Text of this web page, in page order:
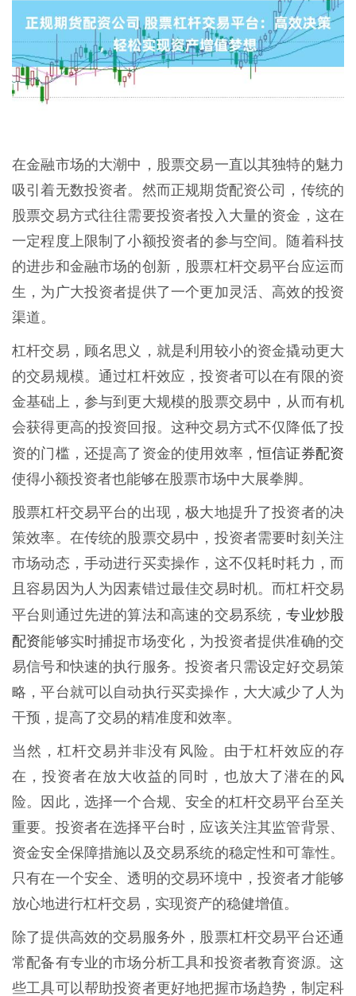
在金融市场的大潮中，股票交易一直以其独特的魅力
吸引着无数投资者。然而正规期货配资公司，传统的
股票交易方式往往需要投资者投入大量的资金，这在
一定程度上限制了小额投资者的参与空间。随着科技
的进步和金融市场的创新，股票杠杆交易平台应运而
生，为广大投资者提供了一个更加灵活、高效的投资
渠道。
杠杆交易，顾名思义，就是利用较小的资金撬动更大
的交易规模。通过杠杆效应，投资者可以在有限的资
金基础上，参与到更大规模的股票交易中，从而有机
会获得更高的投资回报。这种交易方式不仅降低了投
资的门槛，还提高了资金的使用效率，恒信证券配资
使得小额投资者也能够在股票市场中大展拳脚。
股票杠杆交易平台的出现，极大地提升了投资者的决
策效率。在传统的股票交易中，投资者需要时刻关注
市场动态，手动进行买卖操作，这不仅耗时耗力，而
且容易因为人为因素错过最佳交易时机。而杠杆交易
平台则通过先进的算法和高速的交易系统，专业炒股
配资能够实时捕捉市场变化，为投资者提供准确的交
易信号和快速的执行服务。投资者只需设定好交易策
略，平台就可以自动执行买卖操作，大大减少了人为
干预，提高了交易的精准度和效率。
当然，杠杆交易并非没有风险。由于杠杆效应的存
在，投资者在放大收益的同时，也放大了潜在的风
险。因此，选择一个合规、安全的杠杆交易平台至关
重要。投资者在选择平台时，应该关注其监管背景、
资金安全保障措施以及交易系统的稳定性和可靠性。
只有在一个安全、透明的交易环境中，投资者才能够
放心地进行杠杆交易，实现资产的稳健增值。
除了提供高效的交易服务外，股票杠杆交易平台还通
常配备有专业的市场分析工具和投资者教育资源。这
些工具可以帮助投资者更好地把握市场趋势，制定科